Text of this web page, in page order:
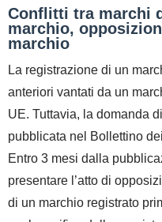
Conflitti tra marchi
marchio,
marchio
La registrazione di un
anteriori vantati da un
UE. Tuttavia, la domanda
pubblicata nel Bollettino
Entro 3 mesi dalla
presentare l’atto di
di un marchio registrato